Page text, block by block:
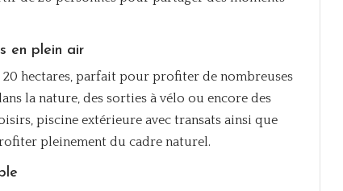
en plein air
20 hectares, parfait pour profiter de nombreuses
la nature, des sorties à vélo ou encore des
piscine extérieure avec transats ainsi que
pleinement du cadre naturel.